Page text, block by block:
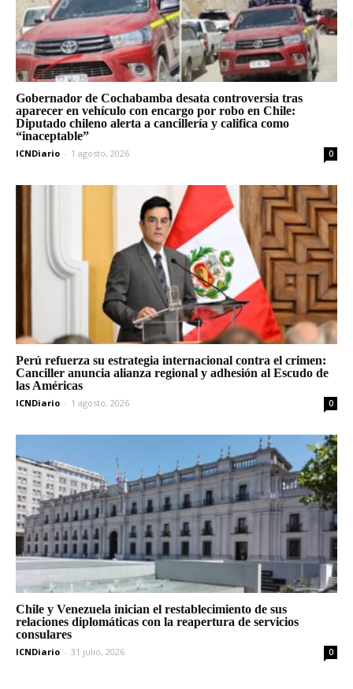
Gobernador de Cochabamba desata controversia tras
aparecer en vehículo con encargo por robo en Chile:
Diputado chileno alerta a cancillería y califica como
“inaceptable”
ICNDiario - 1 agosto, 2026 0
Perú refuerza su estrategia internacional contra el crimen:
Canciller anuncia alianza regional y adhesión al Escudo de
las Américas
ICNDiario - 1 agosto, 2026 0
Chile y Venezuela inician el restablecimiento de sus
relaciones diplomáticas con la reapertura de servicios
consulares
ICNDiario - 31 julio, 2026 0